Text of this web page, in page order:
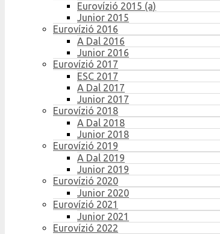
Eurovízió 2015 (a)
Junior 2015
Eurovízió 2016
A Dal 2016
Junior 2016
Eurovízió 2017
ESC 2017
A Dal 2017
Junior 2017
Eurovízió 2018
A Dal 2018
Junior 2018
Eurovízió 2019
A Dal 2019
Junior 2019
Eurovízió 2020
Junior 2020
Eurovízió 2021
Junior 2021
Eurovízió 2022